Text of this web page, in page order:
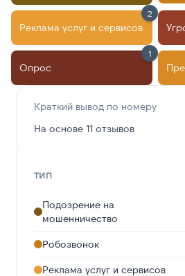
Реклама услуг и сервисов
2
Опрос
1
Краткий вывод по номеру
На основе 11 отзывов
ТИП
Подозрение на
мошенничество
Робозвонок
Реклама услуг и сервисов